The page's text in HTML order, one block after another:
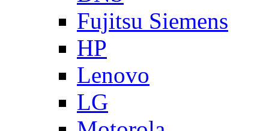
Fujitsu Siemens
HP
Lenovo
LG